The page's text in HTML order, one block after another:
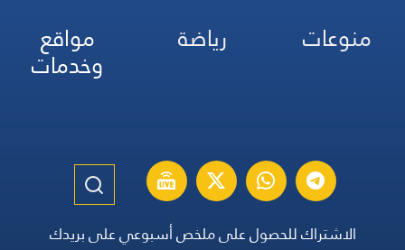
منوعات
رياضة مواقع
وخدمات
الاشتراك للحصول على ملخص أسبوعي على بريدك